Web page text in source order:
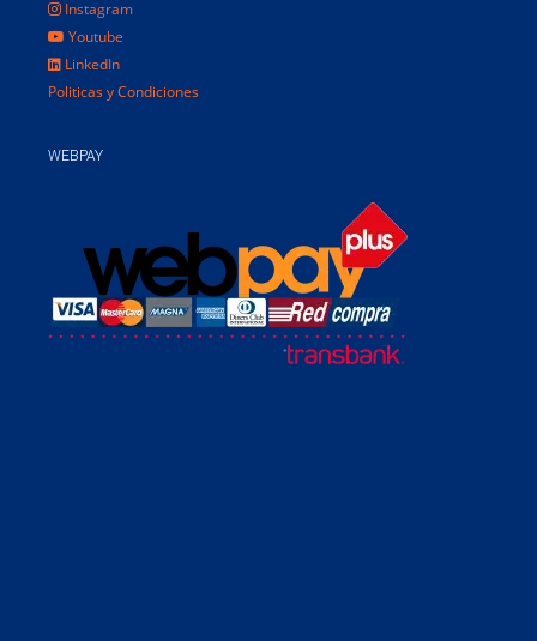
Instagram
Youtube
LinkedIn
Politicas y Condiciones
WEBPAY